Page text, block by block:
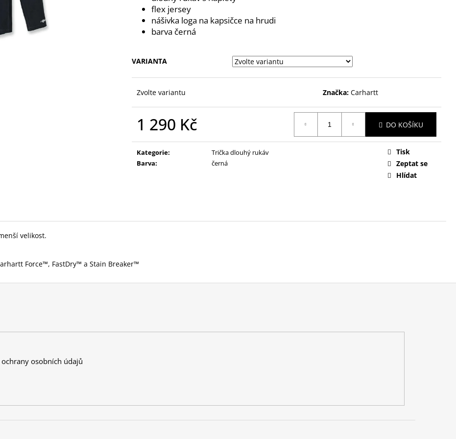
flex jersey
nášivka loga na kapsičce na hrudi
barva černá
VARIANTA
Zvolte variantu Značka:Carhartt
1 290 Kč DO KOŠÍKU
Kategorie:
Trička dlouhý rukáv
Barva: černá
Tisk
Zeptat se
Hlídat
velikost.
Force™, FastDry™ a Stain Breaker™
osobních údajů